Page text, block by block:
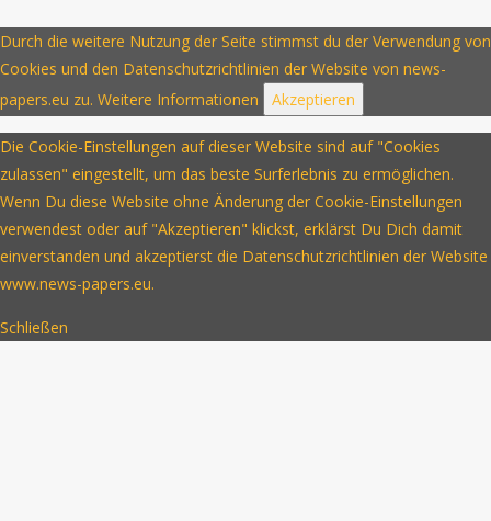
Durch die weitere Nutzung der Seite stimmst du der Verwendung von
Cookies und den Datenschutzrichtlinien der Website von news-
papers.eu zu. Weitere Informationen Akzeptieren
Die Cookie-Einstellungen auf dieser Website sind auf "Cookies
zulassen" eingestellt, um das beste Surferlebnis zu ermöglichen.
Wenn Du diese Website ohne Änderung der Cookie-Einstellungen
verwendest oder auf "Akzeptieren" klickst, erklärst Du Dich damit
einverstanden und akzeptierst die Datenschutzrichtlinien der Website
www.news-papers.eu.
Schließen